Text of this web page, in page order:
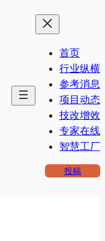
首页
行业纵横
参考消息
项目动态
技改增效
专家在线
智慧工厂
投稿